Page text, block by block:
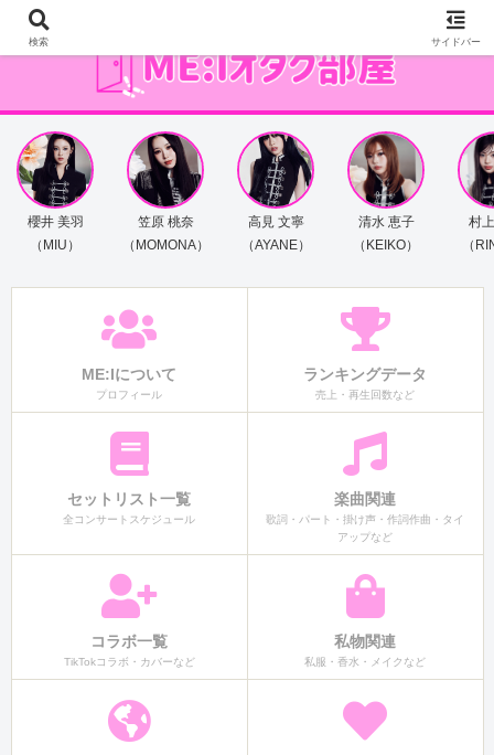
櫻井 美羽
（MIU）
笠原 桃奈
（MOMONA）
高見 文寧
（AYANE）
清水 恵子
（KEIKO）
村
（
ME:Iについて
プロフィール
ランキングデータ
売上・再生回数など
セットリスト一覧
全コンサートスケジュール
楽曲関連
歌詞・パート・掛け声・作詞作曲・タイ
アップなど
コラボ一覧
TikTokコラボ・カバーなど
私物関連
私服・香水・メイクなど
検索 サイドバー